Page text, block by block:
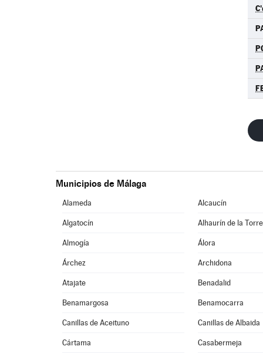
Municipios de Málaga
Alameda Alcaucín
Algatocín Alhaurín de la Torre
Almogía Álora
Árchez Archidona
Atajate Benadalid
Benamargosa Benamocarra
Canillas de Aceituno Canillas de Albaida
Cártama Casabermeja